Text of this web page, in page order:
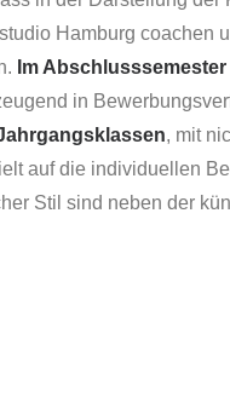
Hamburg coachen
Im Abschlusssemester
in
, mit
auf die individuellen
Stil sind neben der